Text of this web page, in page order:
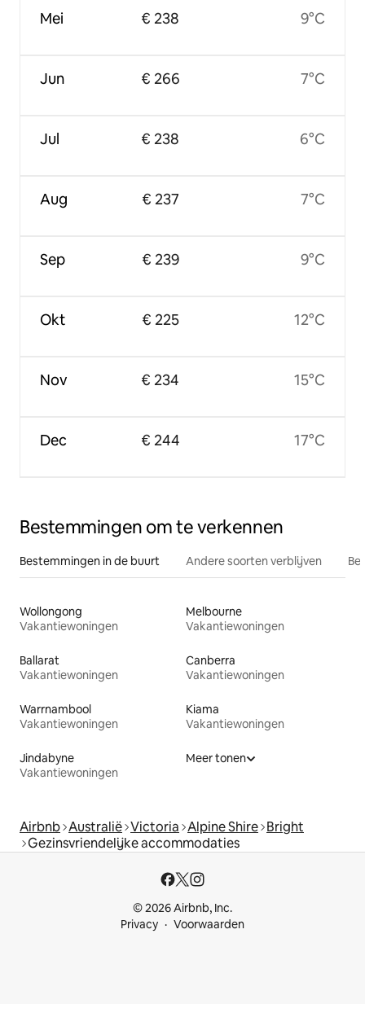
Mei
Jun
Jul
Aug
Sep
Okt
Nov
Dec
€ 238
€ 266
€ 238
€ 237
€ 239
€ 225
€ 234
€ 244
9°C
7°C
6°C
7°C
9°C
12°C
15°C
17°C
Bestemmingen om te verkennen
Bestemmingen in de buurt Andere soorten verblijven
Wollongong
Vakantiewoningen
Melbourne
Vakantiewoningen
Ballarat
Vakantiewoningen
Canberra
Vakantiewoningen
Warrnambool
Vakantiewoningen
Kiama
Vakantiewoningen
Jindabyne
Vakantiewoningen
Meer tonen
Airbnb Australië Victoria Alpine Shire Bright
Gezinsvriendelijke accommodaties
© 2026 Airbnb, Inc.
Privacy
Voorwaarden